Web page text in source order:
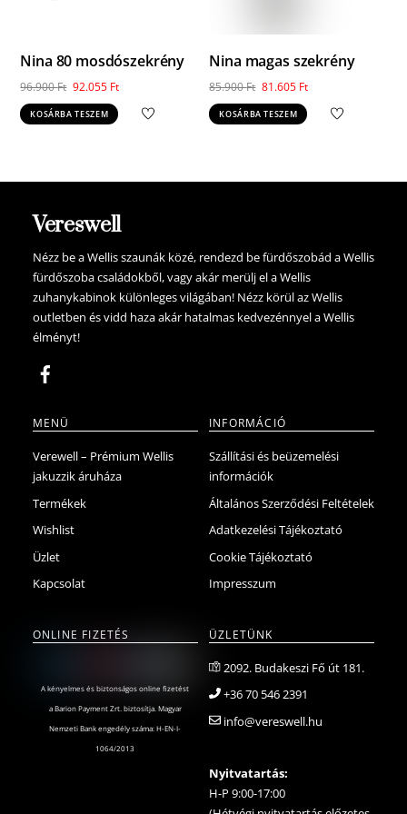
Nina 80 mosdószekrény
96.900Ft Original
price
was:
92.055 FtCurrent
price
KOSÁRBA TESZEM
Nina magas szekrény
85.900Ft Original
price
was:
81.605 FtCurrent
price
KOSÁRBA TESZEM
Vereswell
Nézz be a Wellis szaunák közé, rendezd be fürdőszobád a Wellis
fürdőszoba családokből, vagy akár merülj el a Wellis
zuhanykabinok különleges világában! Nézz körül az Wellis
outletben és vidd haza akár hatalmas kedvezénnyel a Wellis
élményt!
MENÜ
Verewell – Prémium Wellis
jakuzzik áruháza
Termékek
Wishlist
Üzlet
Kapcsolat
INFORMÁCIÓ
Szállítási és beüzemelési
információk
Általános Szerződési Feltételek
Adatkezelési Tájékoztató
Cookie Tájékoztató
Impresszum
ONLINE FIZETÉS
A kényelmes és biztonságos online fizetést
a Barion Payment Zrt. biztosítja. Magyar
Nemzeti Bank engedély száma: H-EN-I-
1064/2013
ÜZLETÜNK
2092. Budakeszi Fő út 181.
+36 70 546 2391
info@vereswell.hu
Nyitvatartás:
H-P 9:00-17:00